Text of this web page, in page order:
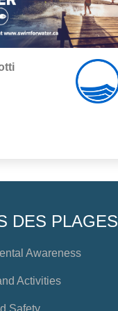
DES PLAGES
Awareness
Activities
Safety